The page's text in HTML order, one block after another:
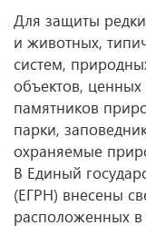
Для защиты
и животных,
систем,
объектов,
памятников
парки,
охраняемые
В Единый
(ЕГРН) внесены
расположенных в